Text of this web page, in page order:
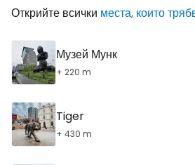
Открийте всички места, които
Музей Мунк
+ 220 m
Tiger
+ 430 m